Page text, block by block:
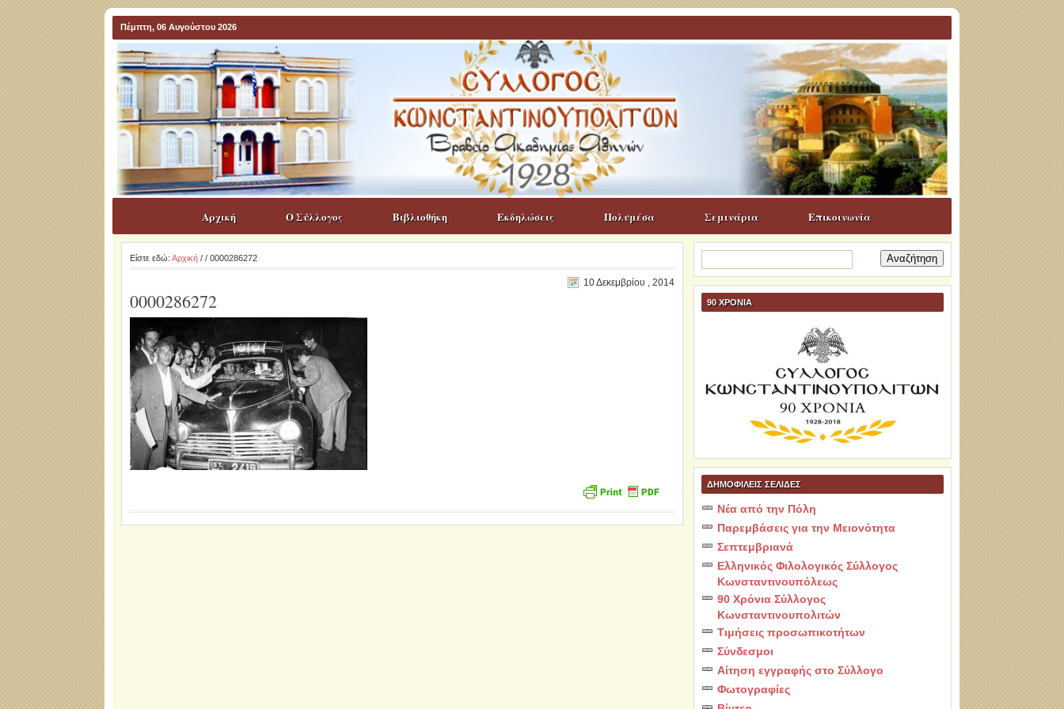
Πέμπτη, 06 Αυγούστου 2026
Αρχική Ο Σύλλογος Βιβλιοθήκη Εκδηλώσεις Πολυμέσα Σεμινάρια Επικοινωνία
Είστε εδώ: Αρχική/ / 0000286272
10 Δεκεμβρίου , 2014
0000286272
για:
90 ΧΡΟΝΙΑ
ΔΗΜΟΦΙΛΕΙΣ ΣΕΛΙΔΕΣ
Νέα από την Πόλη
Παρεμβάσεις για την Μειονότητα
Σεπτεμβριανά
Ελληνικός Φιλολογικός Σύλλογος
Κωνσταντινουπόλεως
90 Χρόνια Σύλλογος
Κωνσταντινουπολιτών
Τιμήσεις προσωπικοτήτων
Σύνδεσμοι
Αίτηση εγγραφής στο Σύλλογο
Φωτογραφίες